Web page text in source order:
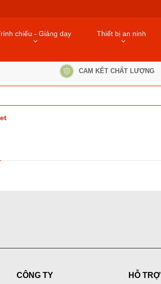
chiếu - Giảng dạy Thiết bị an ninh
CAM KẾT CHẤT LƯỢNG
CÔNG TY HỖ TRỢ